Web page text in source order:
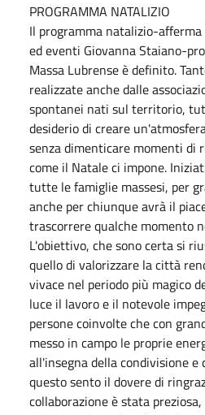
PROGRAMMA NATALIZIO
Il programma natalizio-
ed eventi Giovanna Staiano-
Massa Lubrense è definito.
realizzate anche dalle
spontanei nati sul territorio,
desiderio di creare
senza dimenticare momenti di
come il Natale ci impone.
tutte le famiglie massesi, per
anche per chiunque avrà il
trascorrere qualche momento
L'obiettivo, che sono certa si
quello di valorizzare la città
vivace nel periodo più magico
luce il lavoro e il notevole
persone coinvolte che con
messo in campo le proprie
all'insegna della condivisione e
questo sento il dovere di
collaborazione è stata